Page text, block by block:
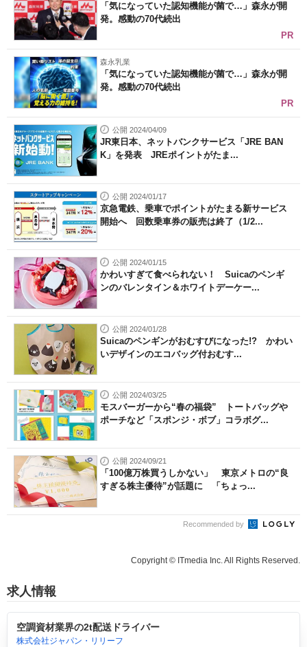
「気になっていた認知機能が菌で…」森永が開
発。感動の70代続出
PR
森永乳業
「気になっていた認知機能が菌で…」森永が開
発。感動の70代続出
PR
公開 2024/04/09
JR東日本、ネットバンクサービス「JRE BAN
K」を発表 JREポイントがたま...
公開 2024/01/17
京急電鉄、乗車でポイントがたまる新サービス
開始へ 回数乗車券の販売は終了（1/2...
公開 2024/01/15
かわいすぎて食べられない！ Suicaのペンギ
ンのバレンタイン＆ホワイトデーケー...
公開 2024/01/28
Suicaのペンギンがおむすびになった!? かわい
いデザインのエコバッグ付おむす...
公開 2024/03/25
モスバーガーから“春の福袋” トートバッグや
ポーチなど「スポンジ・ボブ」コラボグ...
公開 2024/09/21
「100億万株買うしかない」 東京メトロの“良
すぎる株主優待”が話題に 「ちょっ...
Recommended by
Copyright © ITmedia Inc. All Rights Reserved.
求人情報
空調資材業界の2t配送ドライバー
株式会社ジャパン・リリーフ